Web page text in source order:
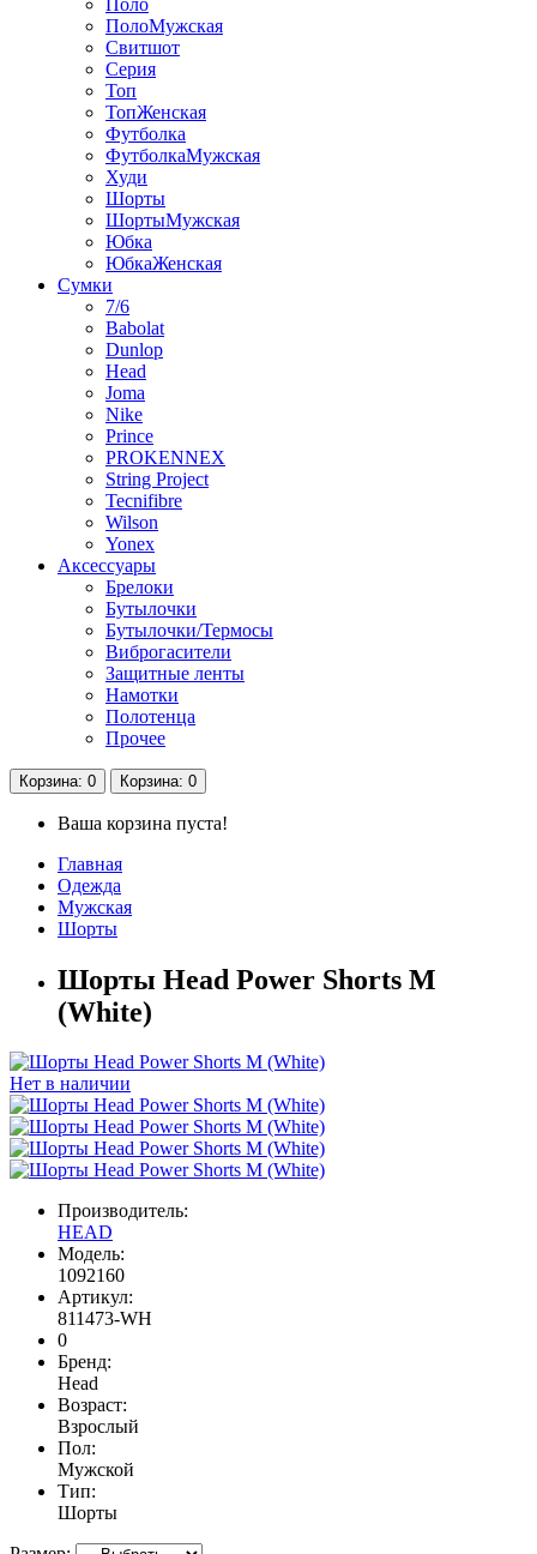
ПолоМужская
Свитшот
Серия
Топ
ТопЖенская
Футболка
ФутболкаМужская
Худи
Шорты
ШортыМужская
Юбка
ЮбкаЖенская
Сумки
7/6
Babolat
Dunlop
Head
Joma
Nike
Prince
PROKENNEX
String Project
Tecnifibre
Wilson
Yonex
Аксессуары
Брелоки
Бутылочки
Бутылочки/Термосы
Виброгасители
Защитные ленты
Намотки
Полотенца
Прочее
Корзина: 0 Корзина: 0
Ваша корзина пуста!
Главная
Одежда
Мужская
Шорты
Шорты Head Power Shorts M
(White)
Нет в наличии
Производитель:
HEAD
Модель:
1092160
Артикул:
811473-WH
0
Бренд:
Head
Возраст:
Взрослый
Пол:
Мужской
Тип:
Шорты